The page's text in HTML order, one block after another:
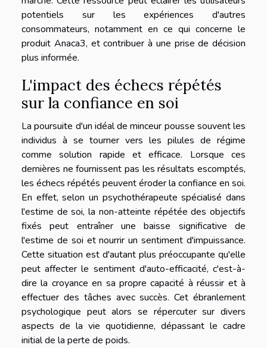
potentiels sur les expériences d'autres
consommateurs, notamment en ce qui concerne le
produit Anaca3, et contribuer à une prise de décision
plus informée.
L'impact des échecs répétés
sur la confiance en soi
La poursuite d'un idéal de minceur pousse souvent les
individus à se tourner vers les pilules de régime
comme solution rapide et efficace. Lorsque ces
dernières ne fournissent pas les résultats escomptés,
les échecs répétés peuvent éroder la confiance en soi.
En effet, selon un psychothérapeute spécialisé dans
l'estime de soi, la non-atteinte répétée des objectifs
fixés peut entraîner une baisse significative de
l'estime de soi et nourrir un sentiment d'impuissance.
Cette situation est d'autant plus préoccupante qu'elle
peut affecter le sentiment d'auto-efficacité, c'est-à-
dire la croyance en sa propre capacité à réussir et à
effectuer des tâches avec succès. Cet ébranlement
psychologique peut alors se répercuter sur divers
aspects de la vie quotidienne, dépassant le cadre
initial de la perte de poids.